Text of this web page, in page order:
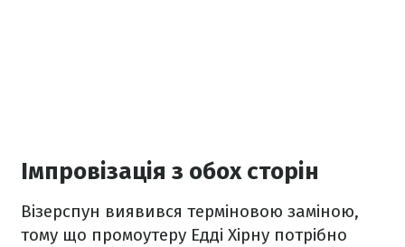
Імпровізація з обох сторін
Візерспун виявився терміновою заміною,
тому що промоутеру Едді Хірну потрібно